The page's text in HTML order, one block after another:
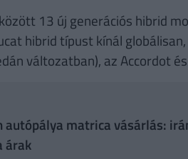
13 új generációs hibrid
hibrid típust kínál
változatban), az Accordot
autópálya matrica vásárlás:
árak